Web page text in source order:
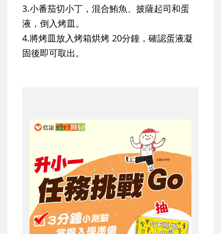
3.小番茄切小丁，混合鮪魚、披薩起司和蛋
液，倒入烤皿。
4.將烤皿放入烤箱烘烤 20分鐘，確認蛋液凝
固後即可取出。